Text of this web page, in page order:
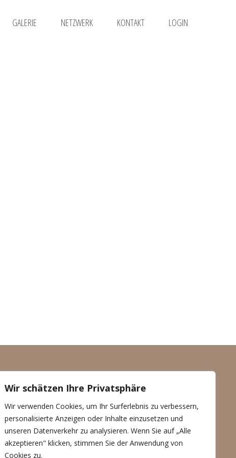
Wir schätzen Ihre Privatsphäre
Wir verwenden Cookies, um Ihr Surferlebnis zu verbessern,
personalisierte Anzeigen oder Inhalte einzusetzen und
unseren Datenverkehr zu analysieren. Wenn Sie auf „Alle
akzeptieren" klicken, stimmen Sie der Anwendung von
Cookies zu.
GALERIE NETZWERK KONTAKT LOGIN
Datenschutzerklärung
© Handshake 2025